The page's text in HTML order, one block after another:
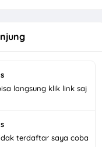
langsung klik link saj
terdaftar saya coba